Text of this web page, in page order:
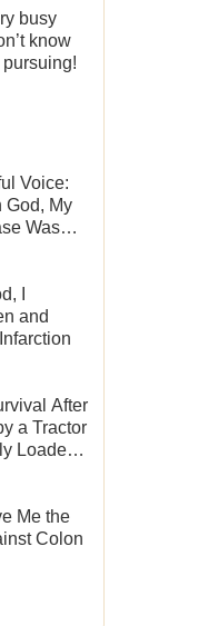
busy
know
Voice:
God, My
Was
I
and
After
a Tractor
Loaded
Me the
Colon